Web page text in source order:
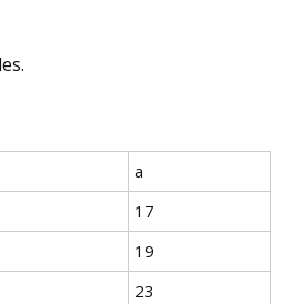
a
17
19
23